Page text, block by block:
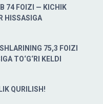
74 FOIZI — KICHIK
HISSASIGA
75,3 FOIZI
TO‘G‘RI KELDI
QURILISH!